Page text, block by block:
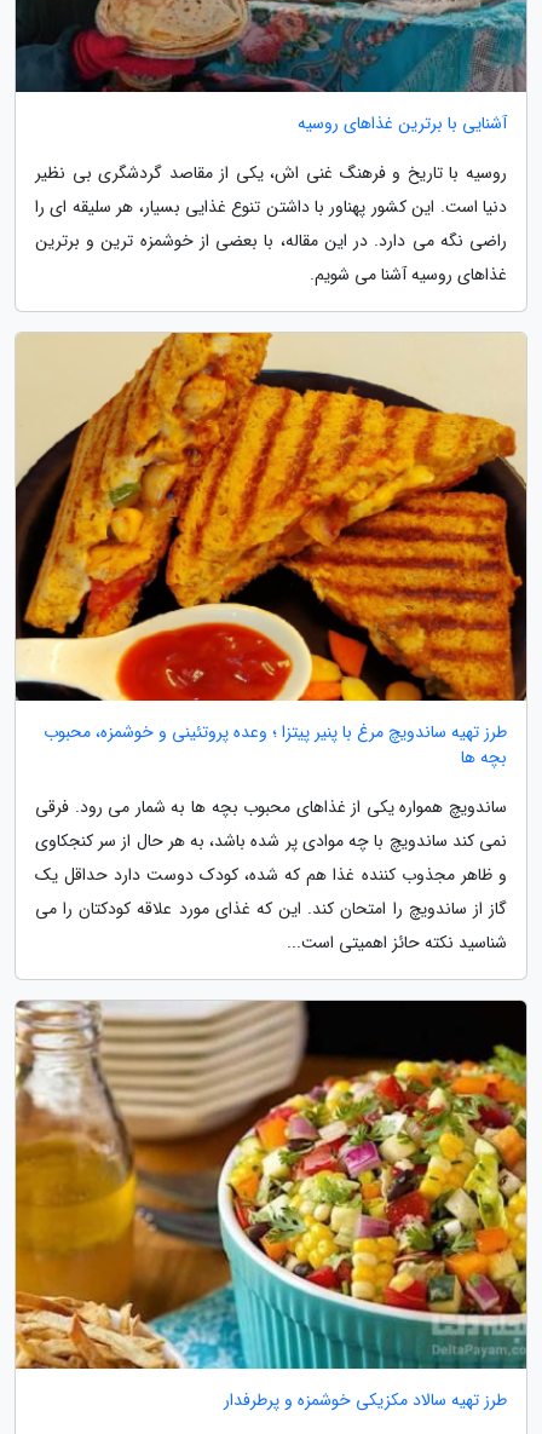
آشنایی با برترین غذاهای روسیه
روسیه با تاریخ و فرهنگ غنی اش، یکی از مقاصد گردشگری بی نظیر
دنیا است. این کشور پهناور با داشتن تنوع غذایی بسیار، هر سلیقه ای را
راضی نگه می دارد. در این مقاله، با بعضی از خوشمزه ترین و برترین
غذاهای روسیه آشنا می شویم.
طرز تهیه ساندویچ مرغ با پنیر پیتزا ؛ وعده پروتئینی و خوشمزه، محبوب
بچه ها
ساندویچ همواره یکی از غذاهای محبوب بچه ها به شمار می رود. فرقی
نمی کند ساندویچ با چه موادی پر شده باشد، به هر حال از سر کنجکاوی
و ظاهر مجذوب کننده غذا هم که شده، کودک دوست دارد حداقل یک
گاز از ساندویچ را امتحان کند. این که غذای مورد علاقه کودکتان را می
شناسید نکته حائز اهمیتی است...
طرز تهیه سالاد مکزیکی خوشمزه و پرطرفدار